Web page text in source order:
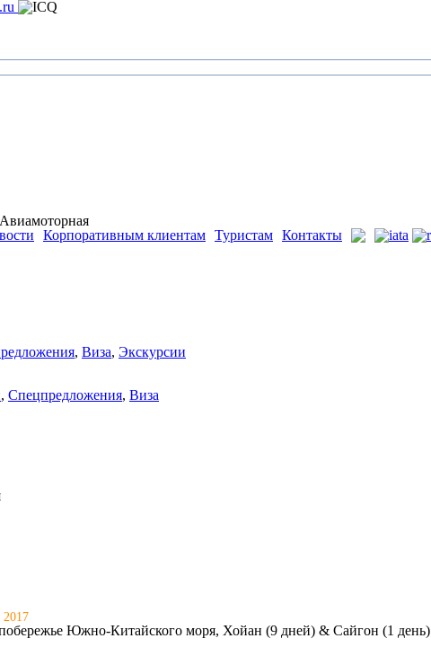
Корпоративным клиентам Туристам Контакты
, Виза, Экскурсии
, Спецпредложения, Виза
Южно-Китайского моря, Хойан (9 дней) & Сайгон (1 день)